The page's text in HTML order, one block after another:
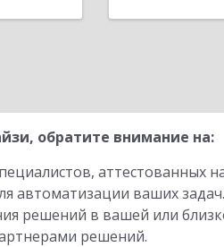
обратите внимание на:
автоматизации ваших задач.
решений в вашей или
решений.